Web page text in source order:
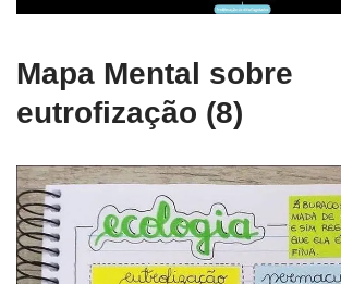
Mapa Mental sobre
eutrofização (8)